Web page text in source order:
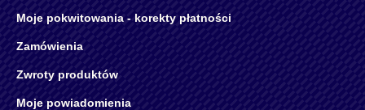
Moje pokwitowania - korekty płatności
Zamówienia
Zwroty produktów
Moje powiadomienia